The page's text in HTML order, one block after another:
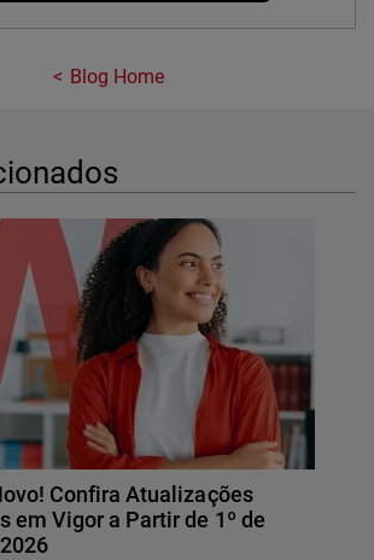
Blog Home
Confira Atualizações
em Vigor a Partir de 1º de